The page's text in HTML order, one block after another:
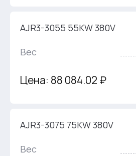
AJR3-3055 55KW 380V
Вес
Цена: 88 084.02 ₽
AJR3-3075 75KW 380V
Вес